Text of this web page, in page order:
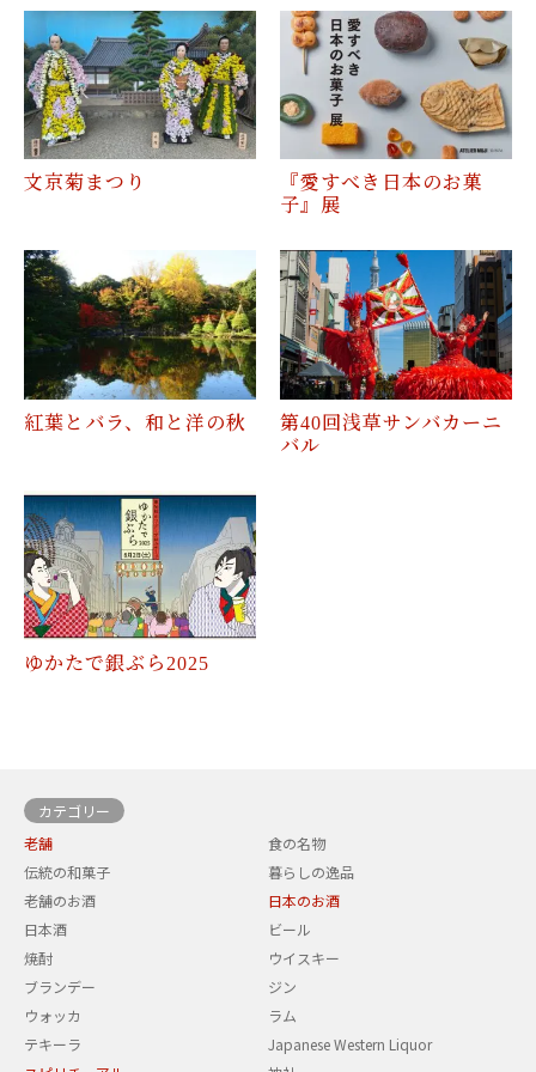
文京菊まつり
『愛すべき日本のお菓
子』展
紅葉とバラ、和と洋の秋
第40回浅草サンバカーニ
バル
ゆかたで銀ぶら2025
カテゴリー
老舗
食の名物
伝統の和菓子
暮らしの逸品
老舗のお酒
日本のお酒
日本酒
ビール
焼酎
ウイスキー
ブランデー
ジン
ウォッカ
ラム
テキーラ
Japanese Western Liquor